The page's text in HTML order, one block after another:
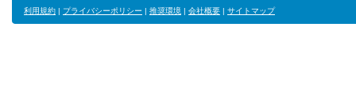
利用規約 | プライバシーポリシー | 推奨環境 | 会社概要 | サイトマップ